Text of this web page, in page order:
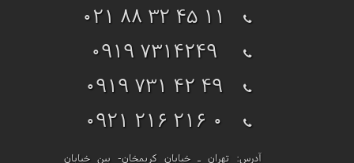
021 88 32 45 11
0919 7314249
0919 731 42 49
0921 216 216 0
آدرس: تهران ـ خیابان کریمخان- بین خیابان